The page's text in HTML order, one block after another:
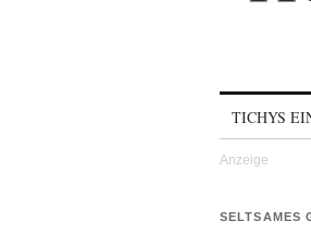
TICHYS
SELTSAMES